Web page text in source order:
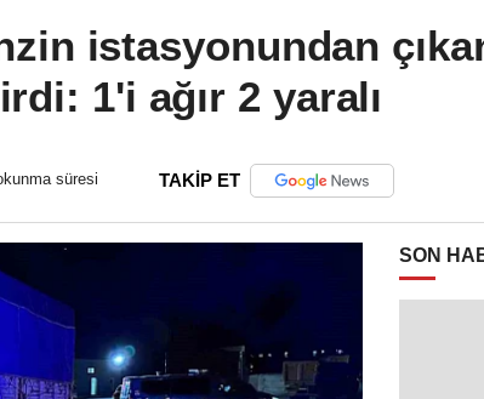
istasyonundan
1'i ağır 2 yaralı
süresi TAKİP ET
SON